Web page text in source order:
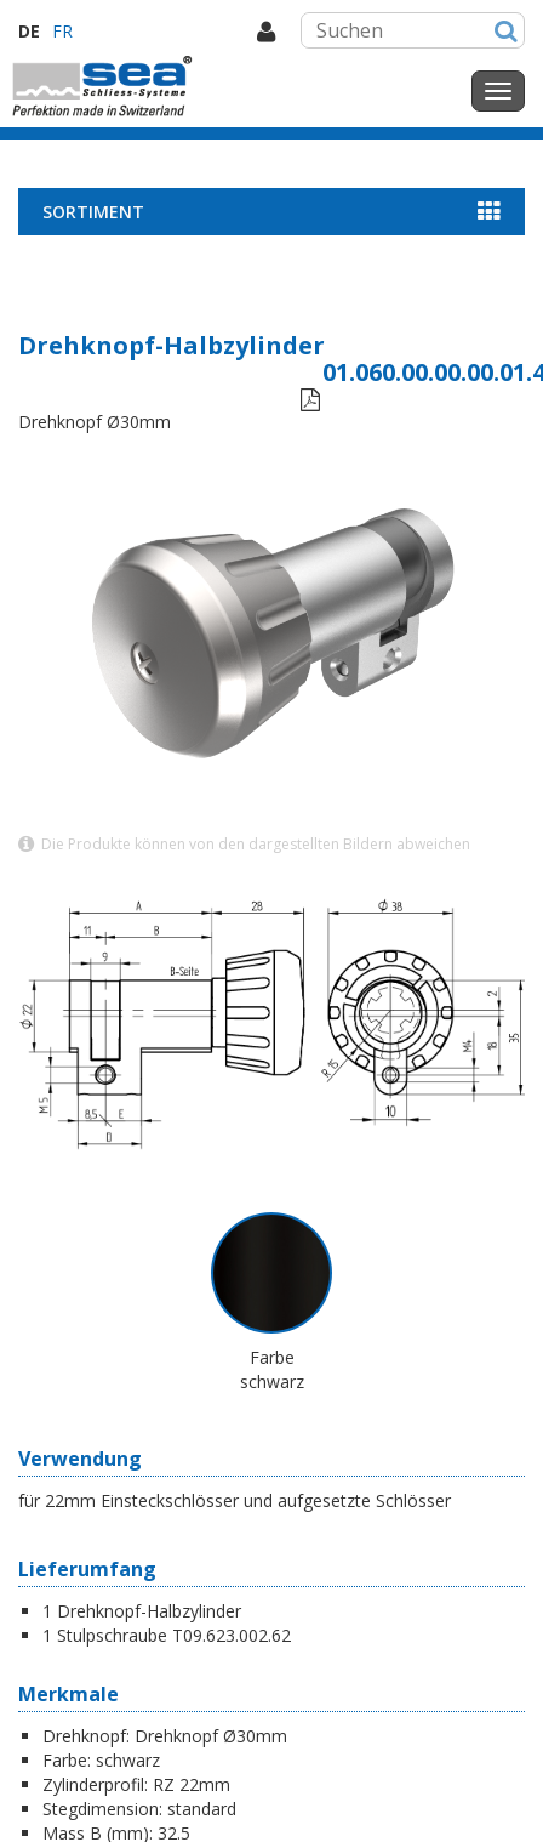
DE FR
SORTIMENT
Drehknopf-Halbzylinder

Drehknopf Ø30mm
Die Produkte können von den dargestellten Bildern abweichen
Farbe
schwarz
Verwendung
für 22mm Einsteckschlösser und aufgesetzte Schlösser
Lieferumfang
1 Drehknopf-Halbzylinder
1 Stulpschraube T09.623.002.62
Merkmale
Drehknopf: Drehknopf Ø30mm
Farbe: schwarz
Zylinderprofil: RZ 22mm
Stegdimension: standard
Mass B (mm): 32.5